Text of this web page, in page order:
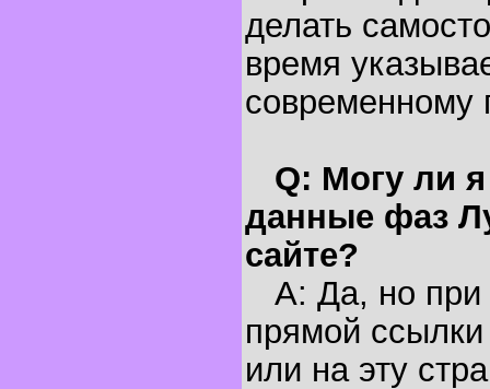
делать
время
современному
Q: Могу ли
данные фаз
сайте?
A: Да, но при
прямой
или на эту